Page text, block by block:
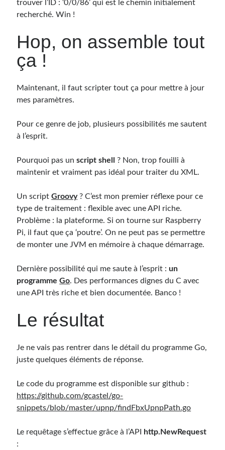
trouver l’ID : ‘0/0/86’ qui est le chemin initialement
recherché. Win !
Hop, on assemble tout
ça !
Maintenant, il faut scripter tout ça pour mettre à jour
mes paramètres.
Pour ce genre de job, plusieurs possibilités me sautent
à l’esprit.
Pourquoi pas unscript shell
? Non, trop fouilli à
maintenir et vraiment pas idéal pour traiter du XML.
Un scriptGroovy? C’est mon premier réflexe pour ce
type de traitement : flexible avec une API riche.
Problème : la plateforme. Si on tourne sur Raspberry
Pi, il faut que ça ‘poutre’. On ne peut pas se permettre
de monter une JVM en mémoire à chaque démarrage.
Dernière possibilité qui me saute à l’esprit :un
programmeGo. Des performances dignes du C avec
une API très riche et bien documentée. Banco !
Le résultat
Je ne vais pas rentrer dans le détail du programme Go,
juste quelques éléments de réponse.
Le code du programme est disponible sur github :
https://github.com/gcastel/go-
snippets/blob/master/upnp/findFbxUpnpPath.go
Le requêtage s’effectue grâce à l’API
http.NewRequest
: